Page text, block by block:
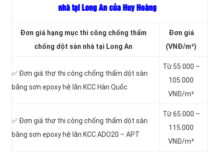
nhà tại Long An của Huy Hoàng
Đơn giá hạng mục thi công chống thấm
chống dột sàn nhà tại Long An
Đơn giá
(VNĐ/m²)
✅ Đơn giá thợ thi công chống thấm dột sàn
bằng sơn epoxy hệ lăn KCC Hàn Quốc
Từ 55.000 –
105.000
VNĐ/m²
✅ Đơn giá thợ thi công chống thấm dột sàn
bằng sơn epoxy hệ lăn KCC ADO20 – APT
Từ 65.000 –
115.000
VNĐ/m²